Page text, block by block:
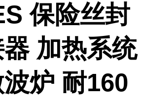
保险丝封
加热系统
炉 耐160